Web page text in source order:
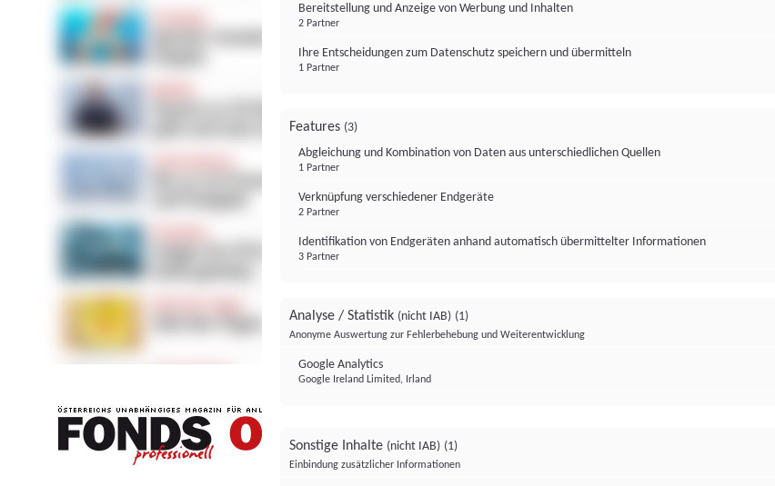
Bereitstellung und Anzeige von Werbung und Inhalten
2 Partner
Ihre Entscheidungen zum Datenschutz speichern und übermitteln
1 Partner
Features (3)
Abgleichung und Kombination von Daten aus unterschiedlichen Quellen
1 Partner
Verknüpfung verschiedener Endgeräte
2 Partner
Identifikation von Endgeräten anhand automatisch übermittelter Informationen
3 Partner
Analyse / Statistik (nicht IAB) (1)
Anonyme Auswertung zur Fehlerbehebung und Weiterentwicklung
Google Analytics
Google Ireland Limited, Irland
Sonstige Inhalte (nicht IAB) (1)
Einbindung zusätzlicher Informationen